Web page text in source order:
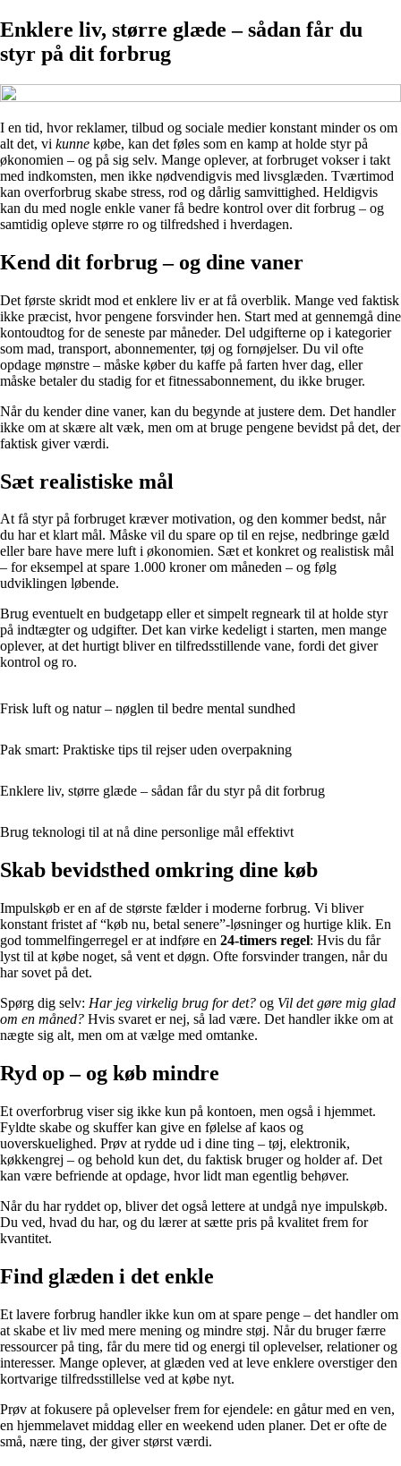
Enklere liv, større glæde – sådan får du
styr på dit forbrug
I en tid, hvor reklamer, tilbud og sociale medier konstant minder os om
alt det, vi kunne købe, kan det føles som en kamp at holde styr på
økonomien – og på sig selv. Mange oplever, at forbruget vokser i takt
med indkomsten, men ikke nødvendigvis med livsglæden. Tværtimod
kan overforbrug skabe stress, rod og dårlig samvittighed. Heldigvis
kan du med nogle enkle vaner få bedre kontrol over dit forbrug – og
samtidig opleve større ro og tilfredshed i hverdagen.
Kend dit forbrug – og dine vaner
Det første skridt mod et enklere liv er at få overblik. Mange ved faktisk
ikke præcist, hvor pengene forsvinder hen. Start med at gennemgå dine
kontoudtog for de seneste par måneder. Del udgifterne op i kategorier
som mad, transport, abonnementer, tøj og fornøjelser. Du vil ofte
opdage mønstre – måske køber du kaffe på farten hver dag, eller
måske betaler du stadig for et fitnessabonnement, du ikke bruger.
Når du kender dine vaner, kan du begynde at justere dem. Det handler
ikke om at skære alt væk, men om at bruge pengene bevidst på det, der
faktisk giver værdi.
Sæt realistiske mål
At få styr på forbruget kræver motivation, og den kommer bedst, når
du har et klart mål. Måske vil du spare op til en rejse, nedbringe gæld
eller bare have mere luft i økonomien. Sæt et konkret og realistisk mål
– for eksempel at spare 1.000 kroner om måneden – og følg
udviklingen løbende.
Brug eventuelt en budgetapp eller et simpelt regneark til at holde styr
på indtægter og udgifter. Det kan virke kedeligt i starten, men mange
oplever, at det hurtigt bliver en tilfredsstillende vane, fordi det giver
kontrol og ro.
Frisk luft og natur – nøglen til bedre mental sundhed
Pak smart: Praktiske tips til rejser uden overpakning
Enklere liv, større glæde – sådan får du styr på dit forbrug
Brug teknologi til at nå dine personlige mål effektivt
Skab bevidsthed omkring dine køb
Impulskøb er en af de største fælder i moderne forbrug. Vi bliver
konstant fristet af “køb nu, betal senere”-løsninger og hurtige klik. En
god tommelfingerregel er at indføre en 24-timers regel: Hvis du får
lyst til at købe noget, så vent et døgn. Ofte forsvinder trangen, når du
har sovet på det.
Spørg dig selv: Har jeg virkelig brug for det? og Vil det gøre mig glad
om en måned? Hvis svaret er nej, så lad være. Det handler ikke om at
nægte sig alt, men om at vælge med omtanke.
Ryd op – og køb mindre
Et overforbrug viser sig ikke kun på kontoen, men også i hjemmet.
Fyldte skabe og skuffer kan give en følelse af kaos og
uoverskuelighed. Prøv at rydde ud i dine ting – tøj, elektronik,
køkkengrej – og behold kun det, du faktisk bruger og holder af. Det
kan være befriende at opdage, hvor lidt man egentlig behøver.
Når du har ryddet op, bliver det også lettere at undgå nye impulskøb.
Du ved, hvad du har, og du lærer at sætte pris på kvalitet frem for
kvantitet.
Find glæden i det enkle
Et lavere forbrug handler ikke kun om at spare penge – det handler om
at skabe et liv med mere mening og mindre støj. Når du bruger færre
ressourcer på ting, får du mere tid og energi til oplevelser, relationer og
interesser. Mange oplever, at glæden ved at leve enklere overstiger den
kortvarige tilfredsstillelse ved at købe nyt.
Prøv at fokusere på oplevelser frem for ejendele: en gåtur med en ven,
en hjemmelavet middag eller en weekend uden planer. Det er ofte de
små, nære ting, der giver størst værdi.